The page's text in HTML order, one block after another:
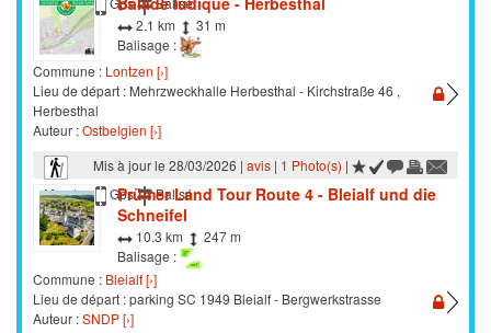
2.1 km
31 m
Balisage :
Commune : Lontzen [›]
Lieu de départ : Mehrzweckhalle Herbesthal - Kirchstraße 46 ,
Herbesthal
Auteur :Ostbelgien [›]
Mis à jour le 28/03/2026 | avis| 1 Photo(s) |
Marche
Gps Balisé
Prümer Land Tour Route 4 - Bleialf und die
Schneifel
10.3 km
247 m
Balisage :
Commune : Bleialf [›]
Lieu de départ : parking SC 1949 Bleialf - Bergwerkstrasse
Auteur :SNDP [›]